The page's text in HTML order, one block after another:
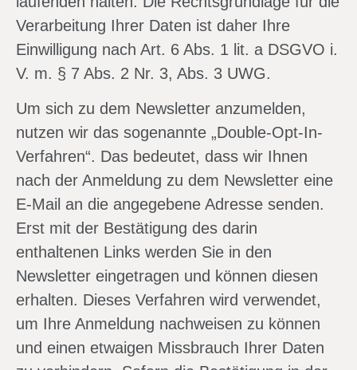
Verarbeitung Ihrer Daten ist daher Ihre
Einwilligung nach Art. 6 Abs. 1 lit. a DSGVO i.
V. m. § 7 Abs. 2 Nr. 3, Abs. 3 UWG.
Um sich zu dem Newsletter anzumelden,
nutzen wir das sogenannte „Double-Opt-In-
Verfahren“. Das bedeutet, dass wir Ihnen
nach der Anmeldung zu dem Newsletter eine
E-Mail an die angegebene Adresse senden.
Erst mit der Bestätigung des darin
enthaltenen Links werden Sie in den
Newsletter eingetragen und können diesen
erhalten. Dieses Verfahren wird verwendet,
um Ihre Anmeldung nachweisen zu können
und einen etwaigen Missbrauch Ihrer Daten